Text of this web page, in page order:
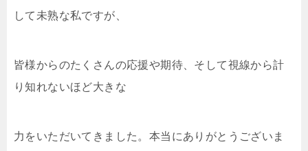
して未熟な私ですが、
皆様からのたくさんの応援や期待、そして視線から計
り知れないほど大きな
力をいただいてきました。本当にありがとうございま